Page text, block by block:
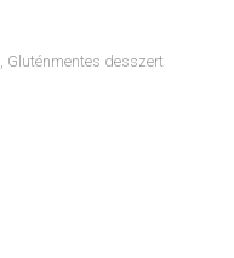
Gluténmentes desszert